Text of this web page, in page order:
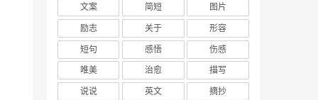
文案
简短
图片
励志
关于
形容
短句
感悟
伤感
唯美
治愈
描写
说说
英文
摘抄